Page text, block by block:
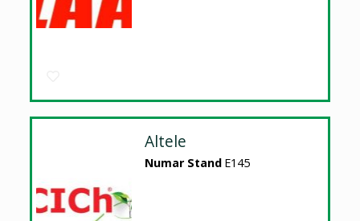
Altele
Numar Stand E145